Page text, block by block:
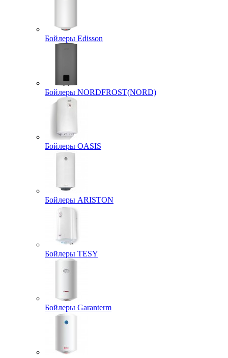
Бойлеры Edisson
Бойлеры NORDFROST(NORD)
Бойлеры OASIS
Бойлеры ARISTON
Бойлеры TESY
Бойлеры Garanterm